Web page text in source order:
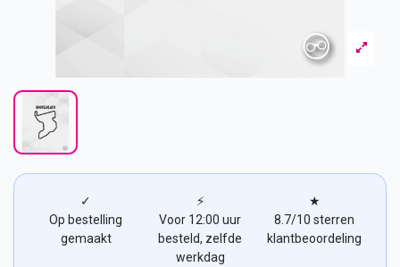
✓
Op bestelling
gemaakt
⚡
Voor 12:00 uur
besteld, zelfde
werkdag
★
8.7/10 sterren
klantbeoordeling